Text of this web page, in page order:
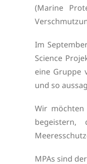
(Marine
Im
Science
eine Gruppe
und so
Wir
MPAs sind